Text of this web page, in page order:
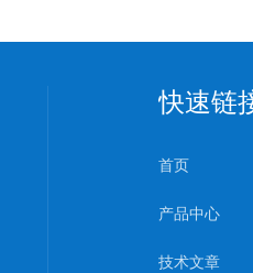
快速链
首页
产品中心
技术文章